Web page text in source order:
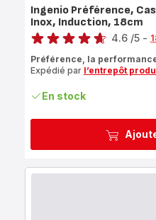
Ingenio Préférence,
Inox, Induction, 18cm
Note
4.6 /5 -
Préférence, la
Expédié par l’entrepôt
En stock